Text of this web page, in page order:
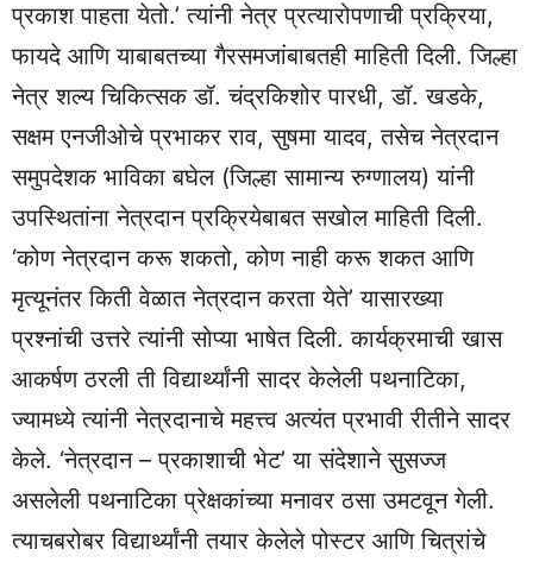
प्रकाश पाहता येतो.’ त्यांनी नेत्र प्रत्यारोपणाची प्रक्रिया,
फायदे आणि याबाबतच्या गैरसमजांबाबतही माहिती दिली. जिल्हा
नेत्र शल्य चिकित्सक डॉ. चंद्रकिशोर पारधी, डॉ. खडके,
सक्षम एनजीओचे प्रभाकर राव, सुषमा यादव, तसेच नेत्रदान
समुपदेशक भाविका बघेल (जिल्हा सामान्य रुग्णालय) यांनी
उपस्थितांना नेत्रदान प्रक्रियेबाबत सखोल माहिती दिली.
‘कोण नेत्रदान करू शकतो, कोण नाही करू शकत आणि
मृत्यूनंतर किती वेळात नेत्रदान करता येते’ यासारख्या
प्रश्नांची उत्तरे त्यांनी सोप्या भाषेत दिली. कार्यक्रमाची खास
आकर्षण ठरली ती विद्यार्थ्यांनी सादर केलेली पथनाटिका,
ज्यामध्ये त्यांनी नेत्रदानाचे महत्त्व अत्यंत प्रभावी रीतीने सादर
केले. ‘नेत्रदान – प्रकाशाची भेट’ या संदेशाने सुसज्ज
असलेली पथनाटिका प्रेक्षकांच्या मनावर ठसा उमटवून गेली.
त्याचबरोबर विद्यार्थ्यांनी तयार केलेले पोस्टर आणि चित्रांचे